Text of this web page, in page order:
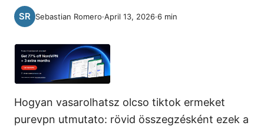
Sebastian Romero·April 13, 2026·6 min
Hogyan vasarolhatsz olcso tiktok ermeket
purevpn utmutato: rövid összegzésként ezek a